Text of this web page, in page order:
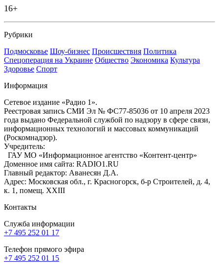
16+
Рубрики
Подмосковье Шоу-бизнес Происшествия Политика
Спецоперация на Украине Общество Экономика Культура
Здоровье Спорт
Информация
Сетевое издание «Радио 1».
Реестровая запись СМИ Эл № ФС77-85036 от 10 апреля 2023
года выдано Федеральной службой по надзору в сфере связи,
информационных технологий и массовых коммуникаций
(Роскомнадзор).
Учредитель:
ГАУ МО «Информационное агентство «Контент-центр»
Доменное имя сайта: RADIO1.RU
Главный редактор: Аванесян Д.А.
Адрес: Московская обл., г. Красногорск, б-р Строителей, д. 4,
к. 1, помещ. XXIII
Контакты
Служба информации
+7 495 252 01 17
Телефон прямого эфира
+7 495 252 01 15